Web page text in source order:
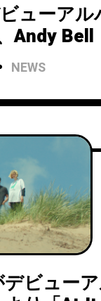
ューアル
Andy Bell
A Reason
」の先行
NEWS
ビュー